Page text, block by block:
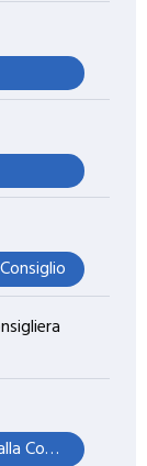
Questione pregiudiziale proposta dalla Consigliera Ciampi